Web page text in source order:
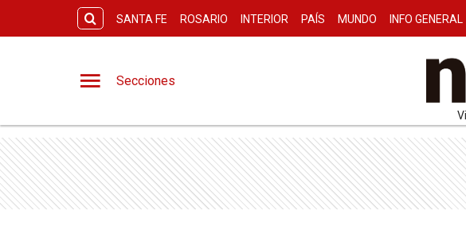
SANTA FE ROSARIO INTERIOR PAÍS MUNDO INFO GENERAL
Secciones